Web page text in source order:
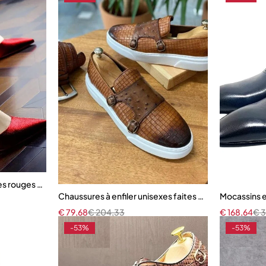
rouges pour femmes
Chaussures à enfiler unisexes faites à la main pour
€204,33
€79,68
Mocassins
€
€168,64
-53% -53%